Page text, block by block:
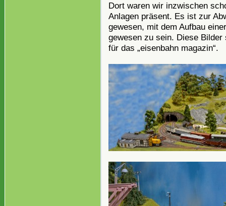
Dort waren wir inzwischen
Anlagen präsent. Es ist zur
gewesen, mit dem Aufbau
gewesen zu sein. Diese
für das „eisenbahn magazin“.